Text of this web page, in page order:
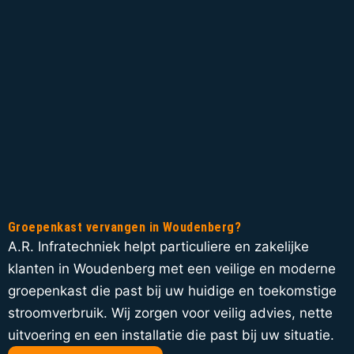
Groepenkast vervangen in Woudenberg?
A.R. Infratechniek helpt particuliere en zakelijke
klanten in Woudenberg met een veilige en moderne
groepenkast die past bij uw huidige en toekomstige
stroomverbruik. Wij zorgen voor veilig advies, nette
uitvoering en een installatie die past bij uw situatie.